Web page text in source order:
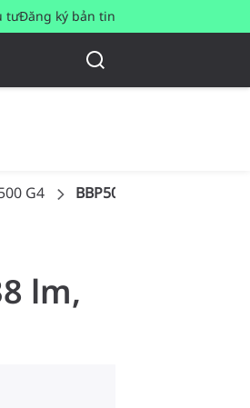
tưĐăng ký bản tin
G4 BBP500 G4 LED125/NW
lm,